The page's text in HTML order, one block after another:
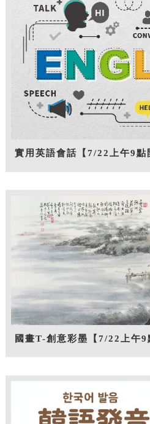
實用英語會話【7/22上午9點
國畫T-創意彩墨【7/22上午9